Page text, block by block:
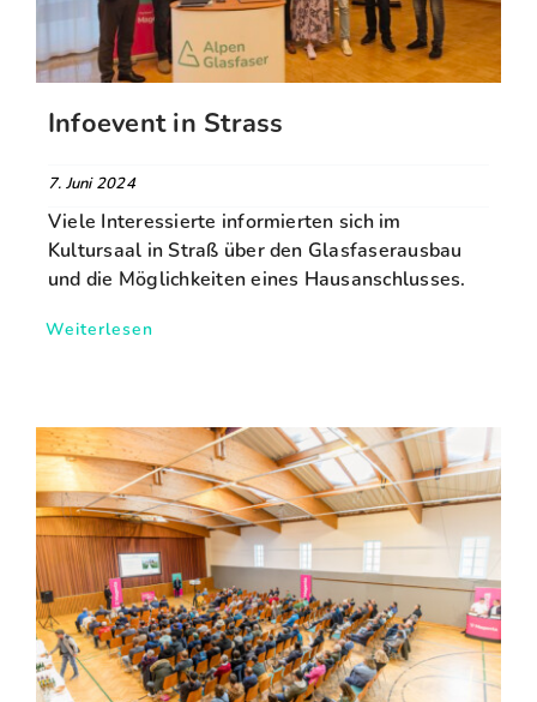
FAQ
Karriere
Kontakt
Suche
Infoevent in Strass
7. Juni 2024
Viele Interessierte informierten sich im
Kultursaal in Straß über den Glasfaserausbau
und die Möglichkeiten eines Hausanschlusses.
Weiterlesen